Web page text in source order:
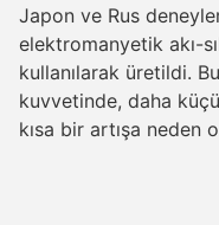
Japon ve Rus
elektromanyetik akı-
kullanılarak üretildi.
kuvvetinde, daha
kısa bir artışa neden